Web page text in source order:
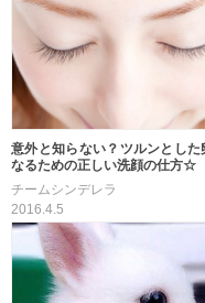
意外と知らない？ツルンとした
なるための正しい洗顔の仕方☆
チームシンデレラ
2016.4.5